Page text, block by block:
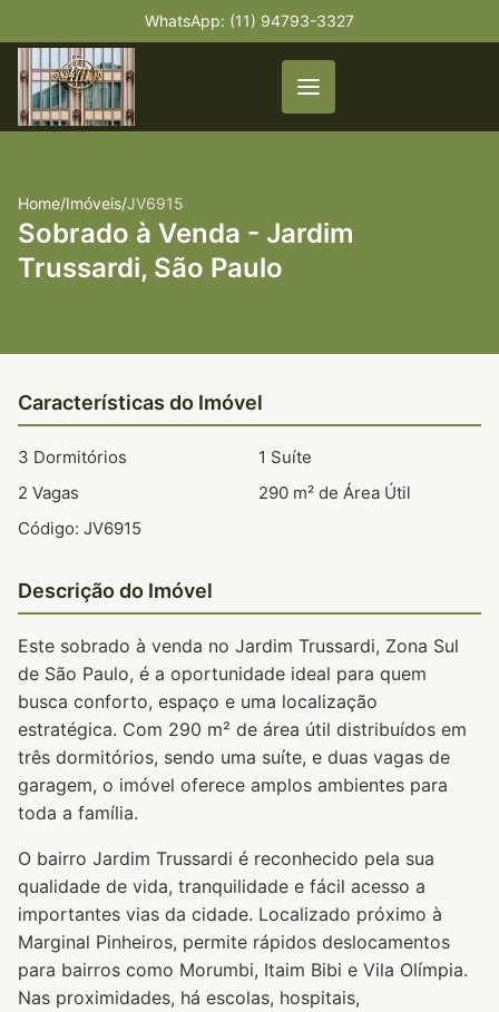
WhatsApp: (11) 94793-3327
Home/Imóveis/JV6915
Sobrado à Venda - Jardim
Trussardi, São Paulo
Características do Imóvel
3 Dormitórios
1 Suíte
2 Vagas
290 m² de Área Útil
Código: JV6915
Descrição do Imóvel
Este sobrado à venda no Jardim Trussardi, Zona Sul
de São Paulo, é a oportunidade ideal para quem
busca conforto, espaço e uma localização
estratégica. Com 290 m² de área útil distribuídos em
três dormitórios, sendo uma suíte, e duas vagas de
garagem, o imóvel oferece amplos ambientes para
toda a família.
O bairro Jardim Trussardi é reconhecido pela sua
qualidade de vida, tranquilidade e fácil acesso a
importantes vias da cidade. Localizado próximo à
Marginal Pinheiros, permite rápidos deslocamentos
para bairros como Morumbi, Itaim Bibi e Vila Olímpia.
Nas proximidades, há escolas, hospitais,